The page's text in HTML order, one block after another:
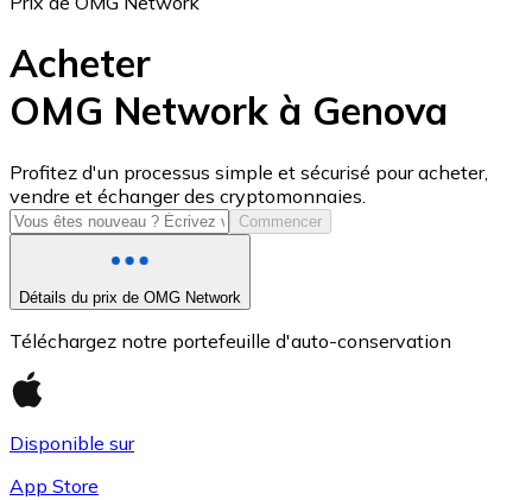
USD Coin
USDC
Acheter
OMG Network à Genova
Profitez d'un processus simple et sécurisé pour acheter,
vendre et échanger des cryptomonnaies.
Commencer
Détails du prix de OMG Network
Téléchargez notre portefeuille d'auto-conservation
Disponible sur
App Store